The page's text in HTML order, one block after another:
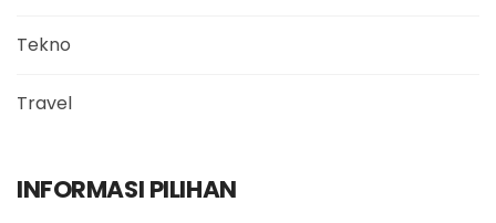
Tekno
Travel
INFORMASI PILIHAN